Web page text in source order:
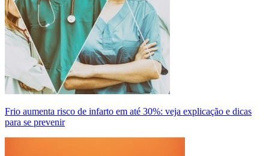
Frio aumenta risco de infarto em até 30%: veja explicação e dicas
para se prevenir